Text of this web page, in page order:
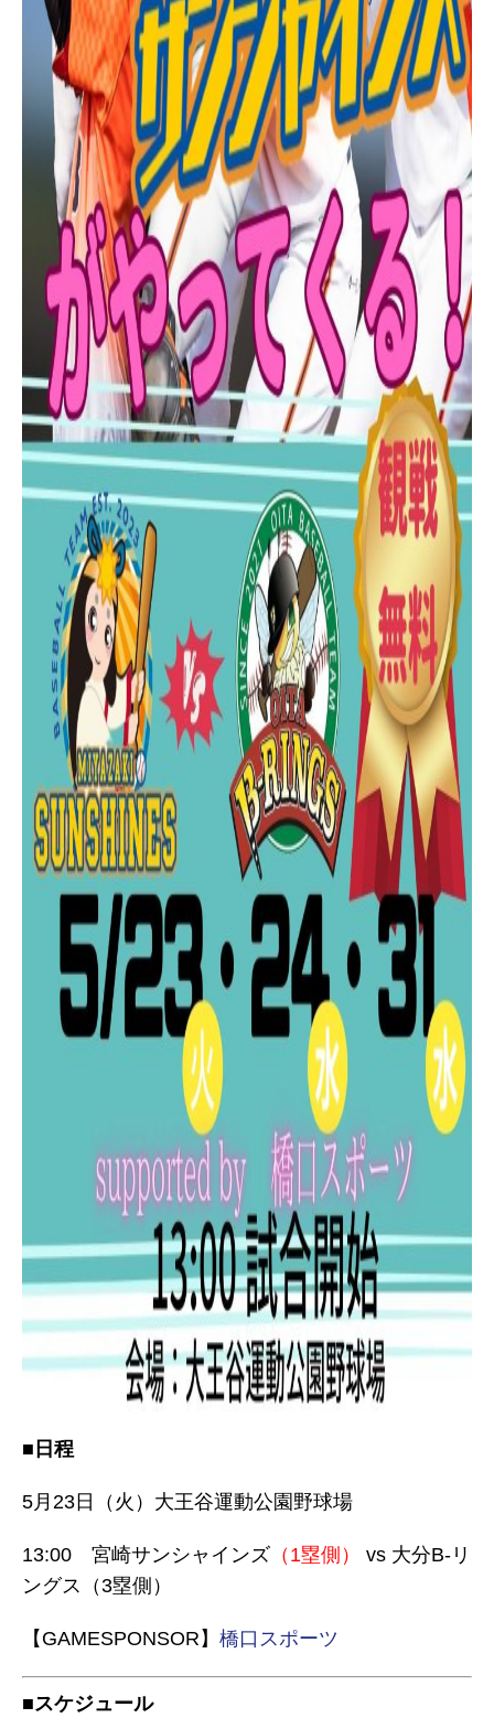
■日程
5月23日（火）大王谷運動公園野球場
13:00 宮崎サンシャインズ （1塁側）
vs 大分B-リ
ングス（3塁側）
【GAMESPONSOR】 橋口スポーツ
■スケジュール